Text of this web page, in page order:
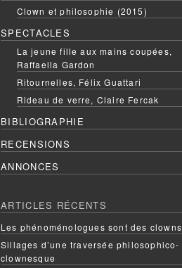
Clown et philosophie (2015)
SPECTACLES
La jeune fille aux mains coupées,
Raffaella Gardon
Ritournelles, Félix Guattari
Rideau de verre, Claire Fercak
BIBLIOGRAPHIE
RECENSIONS
ANNONCES
ARTICLES RÉCENTS
Les phénoménologues sont des clowns
Sillages d’une traversée philosophico-
clownesque